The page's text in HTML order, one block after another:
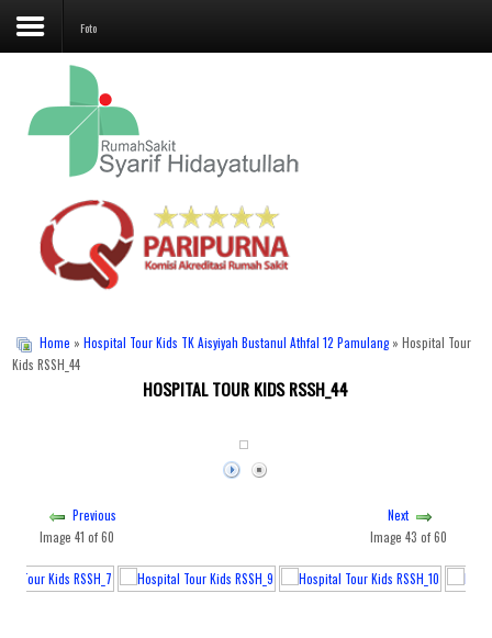
Beranda
Layanan
Unit Penunjang
Jadwal Dokter
Promo
PENDAFTARAN ONLINE
Foto
Home » Hospital Tour Kids TK Aisyiyah Bustanul Athfal 12 Pamulang» Hospital Tour
Kids RSSH_44
HOSPITAL TOUR KIDS RSSH_44
Previous
Image 41 of 60
Next
Image 43 of 60